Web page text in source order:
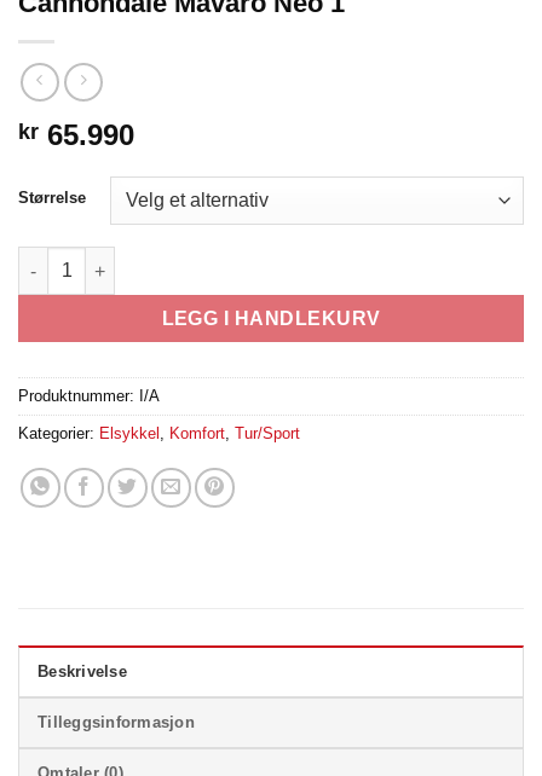
kr 65.990
Størrelse
Cannondale Mavaro Neo 1 antall
LEGG I HANDLEKURV
Produktnummer: I/A
Kategorier: Elsykkel , Komfort, Tur/Sport
Beskrivelse
Tilleggsinformasjon